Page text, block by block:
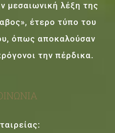
μεσαιωνική λέξη της
έτερο τύπο του
όπως αποκαλούσαν
την πέρδικα.